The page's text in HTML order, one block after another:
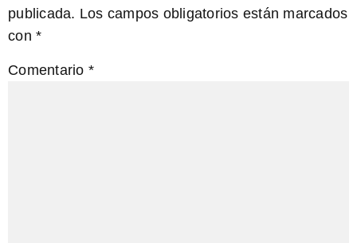
publicada. Los campos obligatorios están marcados
con *
Comentario *